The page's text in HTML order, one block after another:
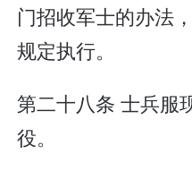
门招收军士的办法
规定执行。
第二十八条 士兵服
役。